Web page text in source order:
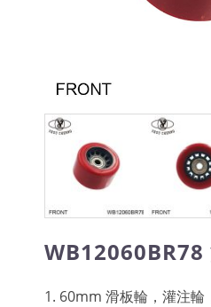
WB12060BR78
1. 60mm 滑板輪，灌注輪